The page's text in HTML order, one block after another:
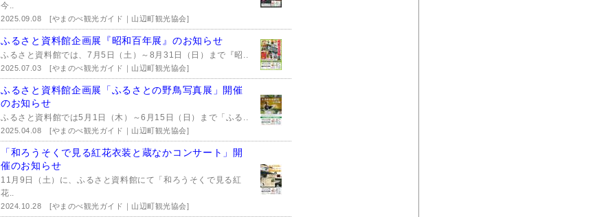
今..
2025.09.08[やまのべ観光ガイド｜山辺町観光協会]
ふるさと資料館企画展『昭和百年展』のお知らせ
ふるさと資料館では、7月5日（土）～8月31日（日）まで『昭..
2025.07.03[やまのべ観光ガイド｜山辺町観光協会]
ふるさと資料館企画展「ふるさとの野鳥写真展」開催
のお知らせ
ふるさと資料館では5月1日（木）～6月15日（日）まで「ふる..
2025.04.08[やまのべ観光ガイド｜山辺町観光協会]
「和ろうそくで見る紅花衣装と蔵なかコンサート」開
催のお知らせ
11月9日（土）に、ふるさと資料館にて「和ろうそくで見る紅
花..
2024.10.28[やまのべ観光ガイド｜山辺町観光協会]